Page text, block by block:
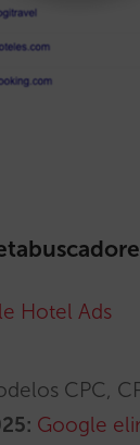
Hotel Ads
CPC,
Google